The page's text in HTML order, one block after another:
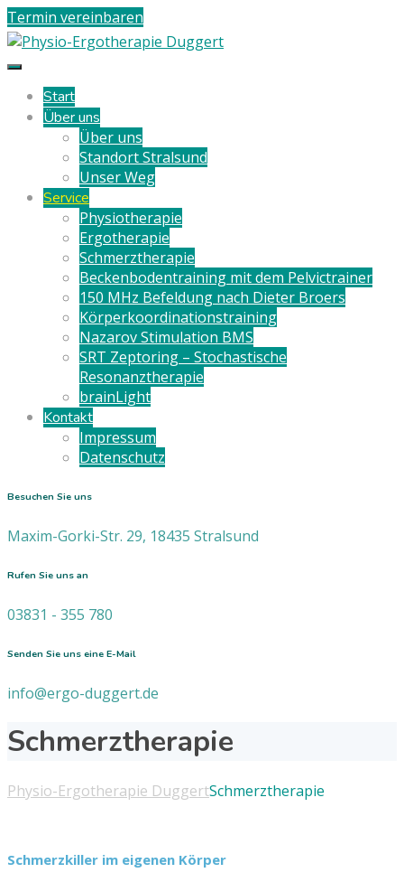
Termin vereinbaren
Start
Über uns
Über uns
Standort Stralsund
Unser Weg
Service
Physiotherapie
Ergotherapie
Schmerztherapie
Beckenbodentraining mit dem Pelvictrainer
150 MHz Befeldung nach Dieter Broers
Körperkoordinationstraining
Nazarov Stimulation BMS
SRT Zeptoring – Stochastische
Resonanztherapie
brainLight
Kontakt
Impressum
Datenschutz
Besuchen Sie uns
Maxim-Gorki-Str. 29, 18435 Stralsund
Rufen Sie uns an
03831 - 355 780
Senden Sie uns eine E-Mail
info@ergo-duggert.de
Schmerztherapie
Physio-Ergotherapie DuggertSchmerztherapie
Schmerzkiller im eigenen Körper